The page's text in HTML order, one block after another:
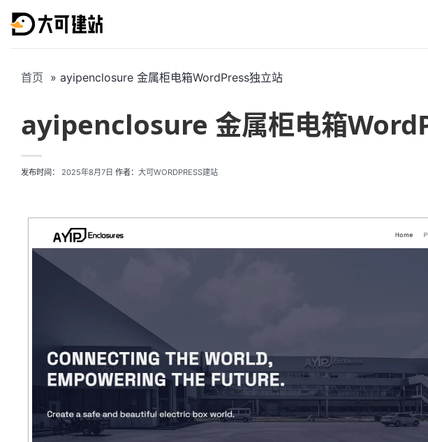
到
首页 ayipenclosure 金属柜电箱WordPress独立站
ayipenclosure 金属柜电箱
发布时间： 2025年8月7日 作者： 大可WORDPRESS建站